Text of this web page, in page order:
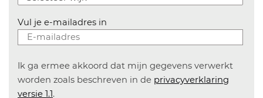
Vul je e-mailadres in
Ik ga ermee akkoord dat mijn gegevens verwerkt
worden zoals beschreven in de privacyverklaring
versie 1.1.